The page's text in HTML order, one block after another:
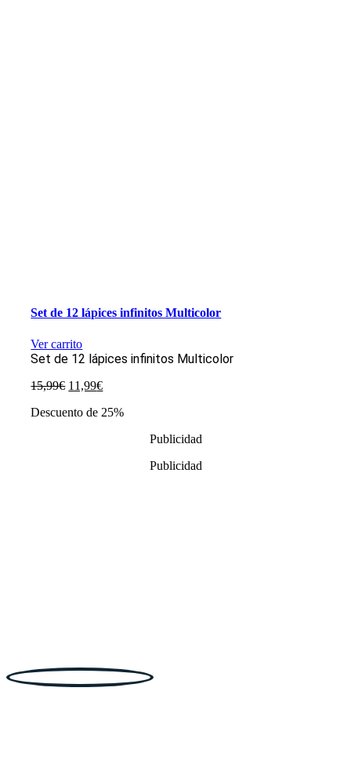
Set de 12 lápices infinitos Multicolor
Ver carrito
Set de 12 lápices infinitos Multicolor
15,99€ El
original
11,99€El
actual
Descuento de 25%
Publicidad
Publicidad